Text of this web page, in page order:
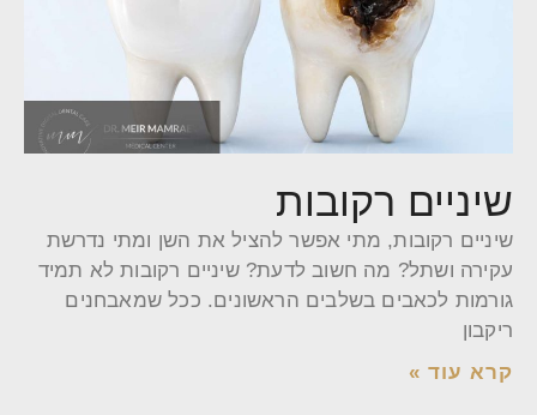
שיניים רקובות
שיניים רקובות, מתי אפשר להציל את השן ומתי נדרשת
עקירה ושתל? מה חשוב לדעת? שיניים רקובות לא תמיד
גורמות לכאבים בשלבים הראשונים. ככל שמאבחנים
ריקבון
קרא עוד »